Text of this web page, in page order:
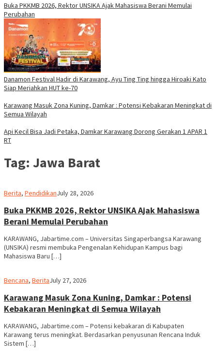
Buka PKKMB 2026, Rektor UNSIKA Ajak Mahasiswa Berani Memulai
Perubahan
Danamon Festival Hadir di Karawang, Ayu Ting Ting hingga Hiroaki Kato
Siap Meriahkan HUT ke-70
Karawang Masuk Zona Kuning, Damkar : Potensi Kebakaran Meningkat di
Semua Wilayah
Api Kecil Bisa Jadi Petaka, Damkar Karawang Dorong Gerakan 1 APAR 1
RT
Tag: Jawa Barat
Berita, Pendidikanadmin
July 28, 2026
Buka PKKMB 2026, Rektor UNSIKA Ajak Mahasiswa
Berani Memulai Perubahan
KARAWANG, Jabartime.com – Universitas Singaperbangsa Karawang
(UNSIKA) resmi membuka Pengenalan Kehidupan Kampus bagi
Mahasiswa Baru […]
Bencana, Beritaadmin
July 27, 2026
Karawang Masuk Zona Kuning, Damkar : Potensi
Kebakaran Meningkat di Semua Wilayah
KARAWANG, Jabartime.com – Potensi kebakaran di Kabupaten
Karawang terus meningkat. Berdasarkan penyusunan Rencana Induk
Sistem […]